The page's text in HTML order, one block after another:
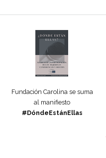
Fundación Carolina se suma
al manifiesto
#DóndeEstánEllas